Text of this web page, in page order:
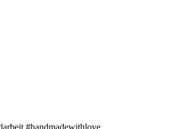
#handmadewithlove